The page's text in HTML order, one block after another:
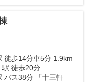
徒歩14分車5分 1.9km
駅 徒歩20分
バス38分 「十三軒